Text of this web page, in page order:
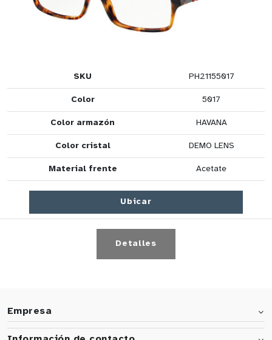
SKU PH21155017
Color 5017
Color armazón HAVANA
Color cristal DEMO LENS
Material frente Acetate
Ubicar
Detalles
Empresa